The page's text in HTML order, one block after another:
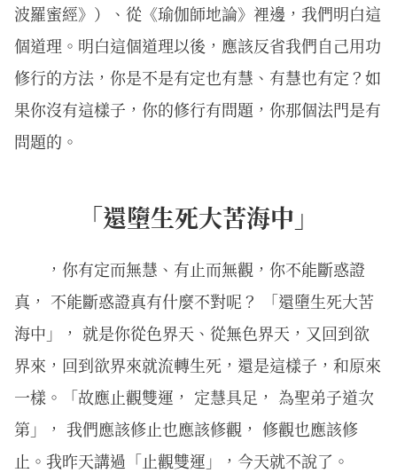
波羅蜜經》）、從《瑜伽師地論》裡邊，我們明白這
個道理。明白這個道理以後，應該反省我們自己用功
修行的方法，你是不是有定也有慧、有慧也有定？如
果你沒有這樣子，你的修行有問題，你那個法門是有
問題的。
「還墮生死大苦海中」
，你有定而無慧、有止而無觀，你不能斷惑證
真， 不能斷惑證真有什麼不對呢？ 「還墮生死大苦
海中」， 就是你從色界天、從無色界天，又回到欲
界來，回到欲界來就流轉生死，還是這樣子，和原來
一樣。「故應止觀雙運， 定慧具足， 為聖弟子道次
第」， 我們應該修止也應該修觀， 修觀也應該修
止。我昨天講過「止觀雙運」，今天就不說了。